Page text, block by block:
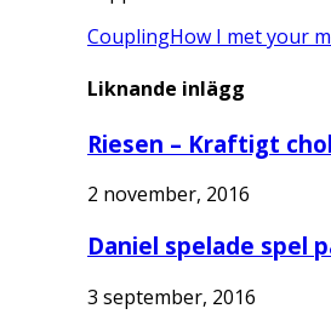
CouplingHow I met your
Liknande inlägg
Riesen – Kraftigt
2 november, 2016
Daniel spelade spel
3 september, 2016